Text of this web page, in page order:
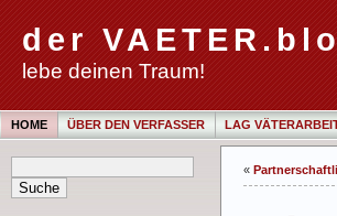
der
lebe deinen Traum!
HOME ÜBER DEN VERFASSER LAG
«